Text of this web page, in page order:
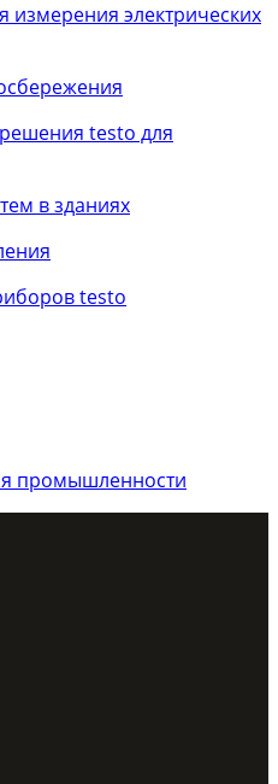
измерения электрических
testo для
в зданиях
testo
промышленности